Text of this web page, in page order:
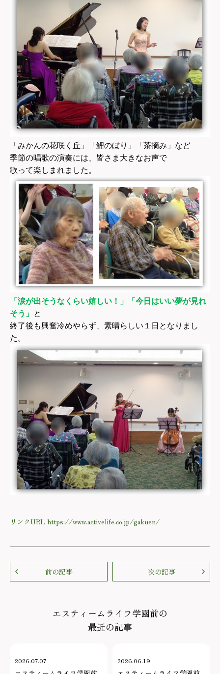
「みかんの花咲く丘」「鯉のぼり」「茶摘み」など
季節の唱歌の演奏には、皆さま大きなお声で
歌って楽しまれました。
「涙が出そうなくらい嬉しい！」「今日はいい夢が見れ
そう」 と
終了後も興奮冷めやらず、素晴らしい１日となりまし
た。
リンクURL https://www.activelife.co.jp/gakuen/
前の記事 次の記事
エスティームライフ学園前の
最近の記事
2026.07.07 2026.06.19